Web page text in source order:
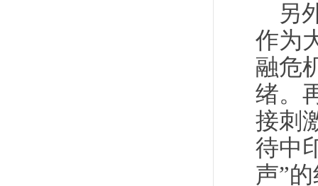
另
作为
融危
绪。
接刺
待中
声”